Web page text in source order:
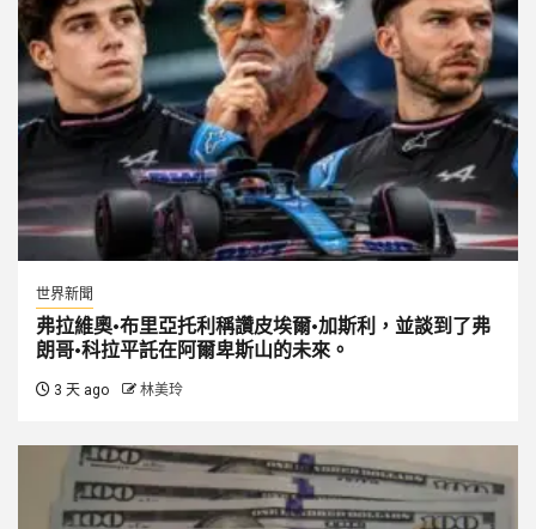
世界新聞
弗拉維奧·布里亞托利稱讚皮埃爾·加斯利，並談到了弗
朗哥·科拉平託在阿爾卑斯山的未來。
3 天 ago 林美玲